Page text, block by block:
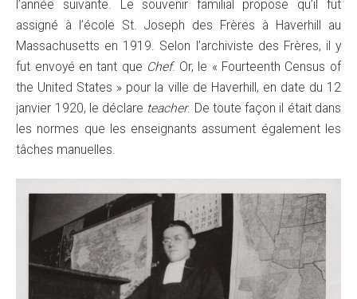
l’année suivante. Le souvenir familial propose qu’il fut
assigné à l’école St. Joseph des Frères à Haverhill au
Massachusetts en 1919. Selon l’archiviste des Frères, il y
fut envoyé en tant que Chef. Or, le « Fourteenth Census of
the United States » pour la ville de Haverhill, en date du 12
janvier 1920, le déclare teacher. De toute façon il était dans
les normes que les enseignants assument également les
tâches manuelles.